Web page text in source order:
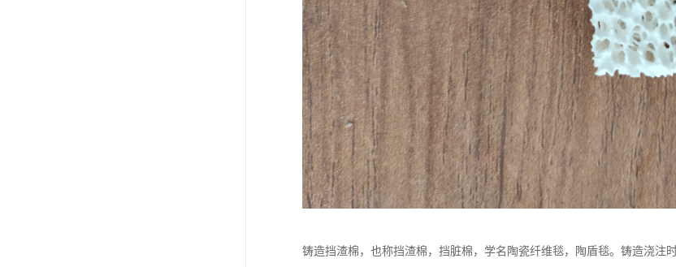
铸造挡渣棉，也称挡渣棉，挡脏棉，学名陶瓷纤维毯，陶盾毯。铸造浇注